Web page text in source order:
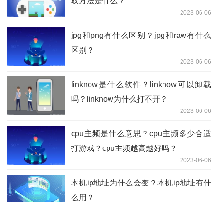
2023-06-06
jpg和png有什么区别？jpg和raw有什么
区别？
2023-06-06
linknow是什么软件？linknow可以卸载
吗？linknow为什么打不开？
2023-06-06
cpu主频是什么意思？cpu主频多少合适
打游戏？cpu主频越高越好吗？
2023-06-06
本机ip地址为什么会变？本机ip地址有什
么用？